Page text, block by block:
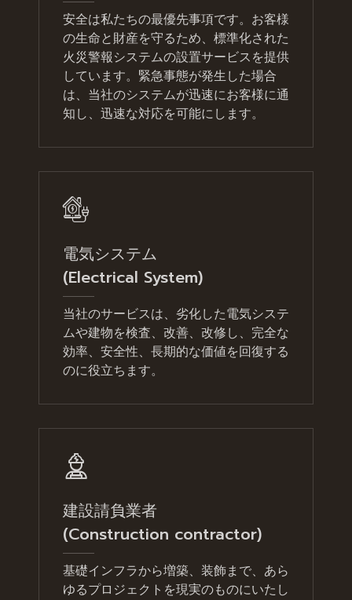
安全は私たちの最優先事項です。お客様
の生命と財産を守るため、標準化された
火災警報システムの設置サービスを提供
しています。緊急事態が発生した場合
は、当社のシステムが迅速にお客様に通
知し、迅速な対応を可能にします。
電気システム
(Electrical System)
当社のサービスは、劣化した電気システ
ムや建物を検査、改善、改修し、完全な
効率、安全性、長期的な価値を回復する
のに役立ちます。
建設請負業者
(Construction contractor)
基礎インフラから増築、装飾まで、あら
ゆるプロジェクトを現実のものにいたし